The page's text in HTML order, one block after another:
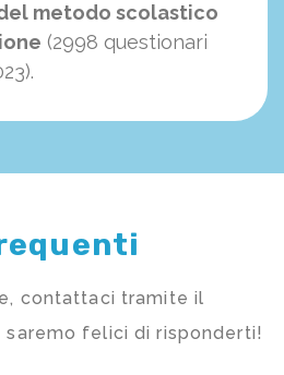
metodo scolastico
(2998 questionari
contattaci tramite il
felici di risponderti!